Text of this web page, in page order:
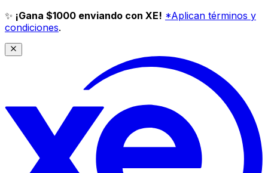
✨ ¡Gana $1000 enviando con XE! *Aplican términos y
condiciones.